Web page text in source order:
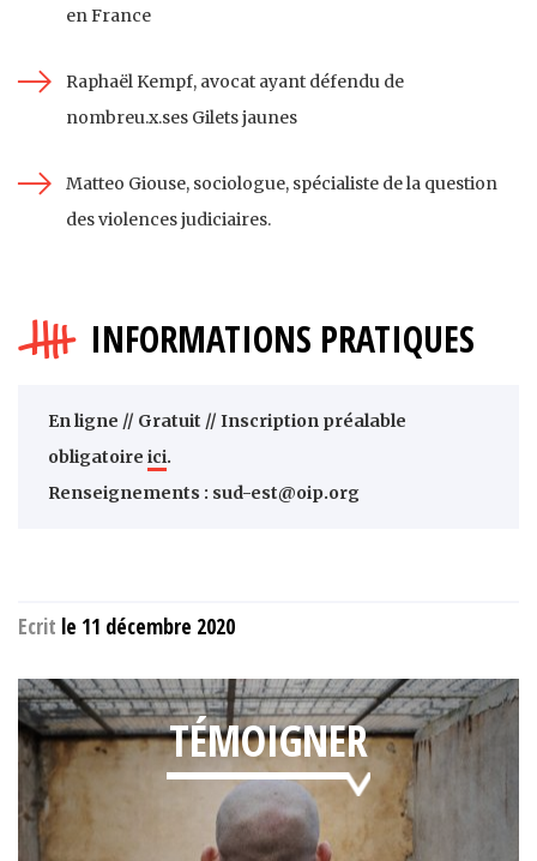
en France
Raphaël Kempf, avocat ayant défendu de
nombreu.x.ses Gilets jaunes
Matteo Giouse, sociologue, spécialiste de la question
des violences judiciaires.
INFORMATIONS PRATIQUES
En ligne // Gratuit // Inscription préalable
obligatoire ici.
Renseignements : sud-est@oip.org
Ecrit le 11 décembre 2020
TÉMOIGNER